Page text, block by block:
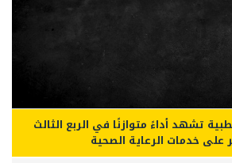
تشهد أداءً متوازنًا في الربع الثالث
خدمات الرعاية الصحية